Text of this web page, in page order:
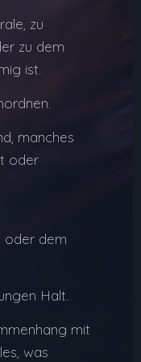
zu
zu dem
ist.
manches
oder
oder dem
Halt.
mit
was